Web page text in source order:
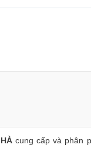
olympic
HÀcung cấp và phân